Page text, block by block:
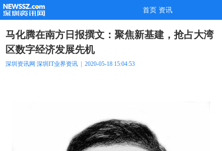
首页 资讯
马化腾在南方日报撰文：聚焦新基建，抢占大湾
区数字经济发展先机
深圳资讯网 深圳IT业界资讯 | 2020-05-18 15:04:53